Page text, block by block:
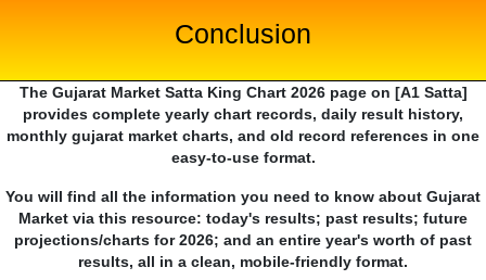
Conclusion
The Gujarat Market Satta King Chart 2026 page on [A1 Satta]
provides complete yearly chart records, daily result history,
monthly gujarat market charts, and old record references in one
easy-to-use format.
You will find all the information you need to know about Gujarat
Market via this resource: today's results; past results; future
projections/charts for 2026; and an entire year's worth of past
results, all in a clean, mobile-friendly format.